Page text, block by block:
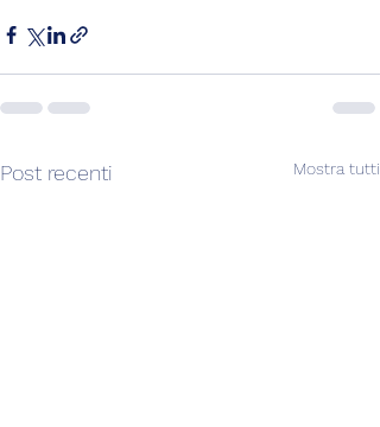
Post recenti Mostra tutti